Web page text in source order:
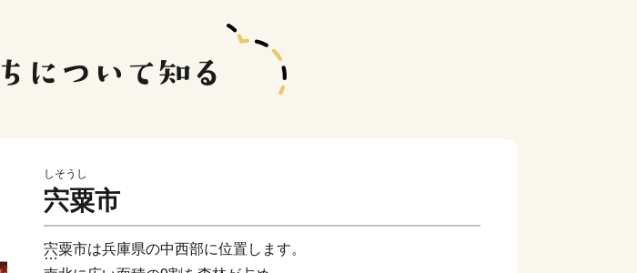
しそうし
宍粟市
宍粟市は兵庫県の中西部に位置します。